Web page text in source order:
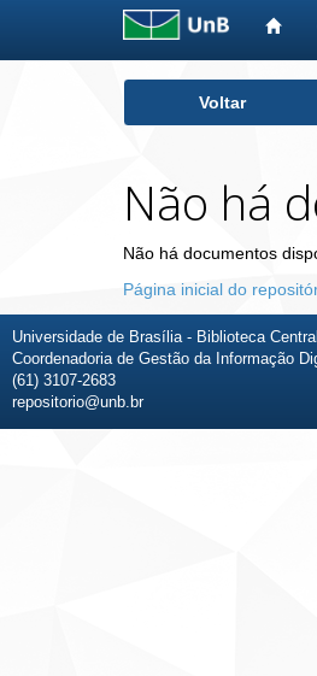
Voltar
Não há
Não há documentos
Página inicial do
Universidade de Brasília - Biblioteca Central
Coordenadoria de Gestão da Informação
(61) 3107-2683
repositorio@unb.br